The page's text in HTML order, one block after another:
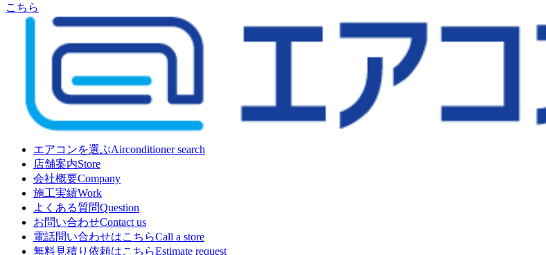
こちら
エアコンを選ぶAirconditioner search
店舗案内Store
会社概要Company
施工実績Work
よくある質問Question
お問い合わせContact us
電話問い合わせはこちらCall a store
無料見積り依頼はこちらEstimate request